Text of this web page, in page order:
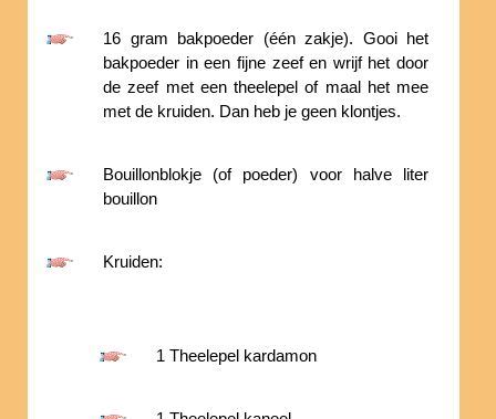
16 gram bakpoeder (één zakje). Gooi het
bakpoeder in een fijne zeef en wrijf het door
de zeef met een theelepel of maal het mee
met de kruiden. Dan heb je geen klontjes.
Bouillonblokje (of poeder) voor halve liter
bouillon
Kruiden:
1 Theelepel kardamon